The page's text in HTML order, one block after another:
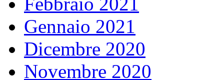
Gennaio 2021
Dicembre 2020
Novembre 2020